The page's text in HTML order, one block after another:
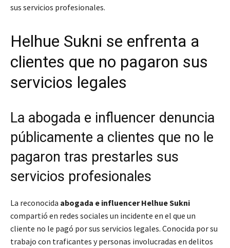
sus servicios profesionales.
Helhue Sukni se enfrenta a
clientes que no pagaron sus
servicios legales
La abogada e influencer denuncia
públicamente a clientes que no le
pagaron tras prestarles sus
servicios profesionales
La reconocida abogada e influencer Helhue Sukni
compartió en redes sociales un incidente en el que un
cliente no le pagó por sus servicios legales. Conocida por su
trabajo con traficantes y personas involucradas en delitos